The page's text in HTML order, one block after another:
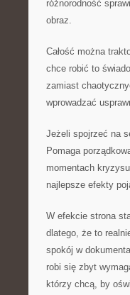
różnorodność
obraz.
Całość można
chce robić to
zamiast
wprowadzać
Jeżeli spojrzeć na
Pomaga
momentach
najlepsze efekty
W efekcie strona
dlatego, że to
spokój w
robi się zbyt
którzy chcą, by